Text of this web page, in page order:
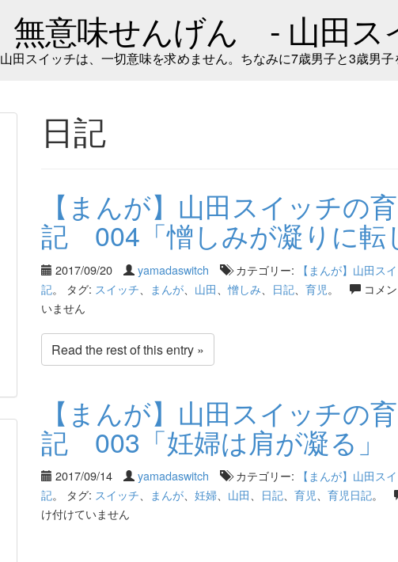
無意味せんげん - 山田ス
山田スイッチは、一切意味を求めません。ちなみに7歳男子と3歳男子
日記
【まんが】山田スイッチの
記 004「憎しみが凝りに転
2017/09/20 yamadaswitch カテゴリー:
【まんが】山田ス
記。 タグ: スイッチ まんが、 山田 、憎しみ 日記、 育児。
コメ
いません
Read the rest of this entry »
【まんが】山田スイッチの
記 003「妊婦は肩が凝る」
2017/09/14 yamadaswitch カテゴリー:
【まんが】山田ス
記。 タグ: スイッチ まんが、 妊婦、 山田 日記、 育児 育児日記。
け付けていません